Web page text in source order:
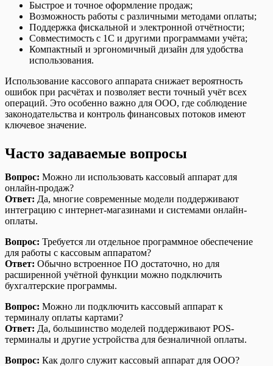
Быстрое и точное оформление продаж;
Возможность работы с различными методами оплаты;
Поддержка фискальной и электронной отчётности;
Совместимость с 1С и другими программами учёта;
Компактный и эргономичный дизайн для удобства
использования.
Использование кассового аппарата снижает вероятность
ошибок при расчётах и позволяет вести точный учёт всех
операций. Это особенно важно для ООО, где соблюдение
законодательства и контроль финансовых потоков имеют
ключевое значение.
Часто задаваемые вопросы
Вопрос: Можно ли использовать кассовый аппарат для
онлайн-продаж?
Ответ: Да, многие современные модели поддерживают
интеграцию с интернет-магазинами и системами онлайн-
оплаты.
Вопрос: Требуется ли отдельное программное обеспечение
для работы с кассовым аппаратом?
Ответ: Обычно встроенное ПО достаточно, но для
расширенной учётной функции можно подключить
бухгалтерские программы.
Вопрос: Можно ли подключить кассовый аппарат к
терминалу оплаты картами?
Ответ: Да, большинство моделей поддерживают POS-
терминалы и другие устройства для безналичной оплаты.
Вопрос: Как долго служит кассовый аппарат для ООО?